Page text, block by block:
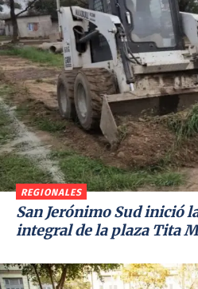
REGIONALES
San Jerónimo Sud inició
integral de la plaza Tita